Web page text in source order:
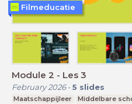
Module 2 - Les 3
February 2026- 5 slides
Maatschappijleer Middelbare
Filmeducatie